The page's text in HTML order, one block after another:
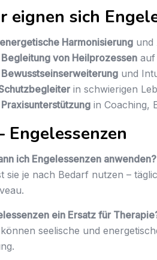
eignen sich
energetische Harmonisierung und
Begleitung von Heilprozessen auf
Bewusstseinserweiterung und
in schwierigen
Praxisunterstützung in Coaching,
Engelessenzen
ich Engelessenzen anwenden?
sie je nach Bedarf nutzen –
ein Ersatz für
seelische und